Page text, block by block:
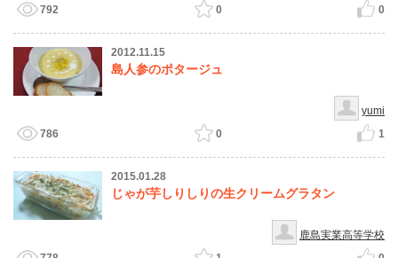
792
0 0
2012.11.15
島人参のポタージュ
yumi
786
0 1
2015.01.28
じゃが芋しりしりの生クリームグラタン
鹿島実業高等学校